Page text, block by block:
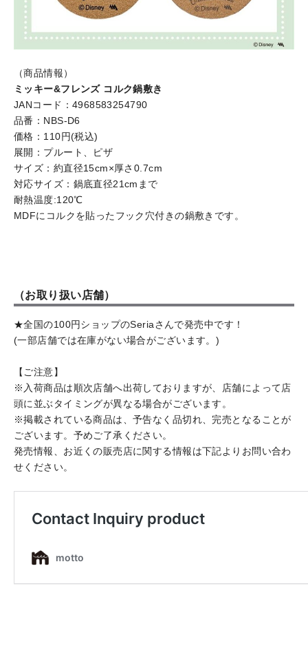
（商品情報）
ミッキー&フレンズ コルク鍋敷き
JANコード：4968583254790
品番：NBS-D6
価格：110円(税込)
展開：プルート、ピザ
サイズ：約直径15cm×厚さ0.7cm
対応サイズ：鍋底直径21cmまで
耐熱温度:120℃
MDFにコルクを貼ったフック穴付きの鍋敷きです。
（お取り扱い店舗）
★全国の100円ショップのSeriaさんで発売中です！
(一部店舗では在庫がない場合がございます。)
【ご注意】
※入荷商品は順次店舗へ出荷しておりますが、店舗によって店
頭に並ぶタイミングが異なる場合がございます。
※掲載されている商品は、予告なく品切れ、完売となることが
ございます。予めご了承ください。
発売情報、お近くの販売店に関する情報は下記よりお問い合わ
せください。